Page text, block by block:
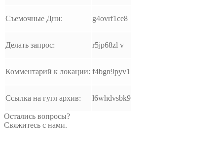
Съемочные Дни: g4ovrf1ce8
Делать запрос: r5jp68zl v
Комментарий к локации: f4bgn9pyv1
Ссылка на гугл архив: l6whdvsbk9
Остались вопросы?
Свяжитесь с нами.